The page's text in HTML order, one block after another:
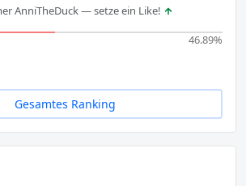
AnniTheDuck — setze ein Like!
46.89%
Gesamtes Ranking